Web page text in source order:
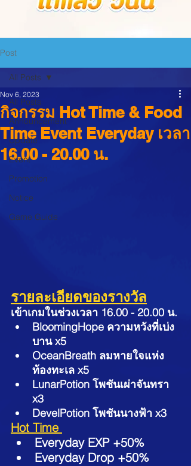
Post
All Posts
Announcement
Update
Event
Promotion
Notice
Game Guide
All Posts
กิจกรรม Hot Time & Food
Time Event Everyday เวลา
16.00 - 20.00 น.
Nov 6, 2023
รายละเอียดของรางวัล
เข้าเกมในช่วงเวลา 16.00 - 20.00 น.
BloomingHope ความหวังที่เบ่ง
บาน x5
OceanBreath ลมหายใจแห่ง
ท้องทะเล x5
LunarPotion โพชันเผ่าจันทรา
x3
DevelPotion โพชันนางฟ้า x3
Hot Time
Everyday EXP +50%
Everyday Drop +50%